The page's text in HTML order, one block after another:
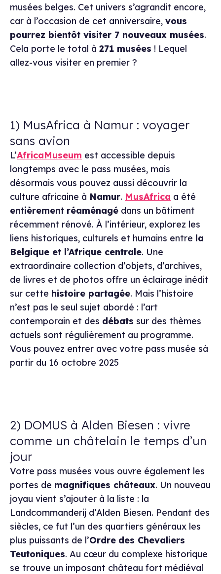
musées belges. Cet univers s’agrandit encore,
car à l’occasion de cet anniversaire, vous
pourrez bientôt visiter 7 nouveaux musées.
Cela porte le total à 271 musées ! Lequel
allez-vous visiter en premier ?
1) MusAfrica à Namur : voyager
sans avion
L’AfricaMuseum est accessible depuis
longtemps avec le pass musées, mais
désormais vous pouvez aussi découvrir la
culture africaine à Namur. MusAfrica a été
entièrement réaménagé dans un bâtiment
récemment rénové. À l’intérieur, explorez les
liens historiques, culturels et humains entre la
Belgique et l’Afrique centrale. Une
extraordinaire collection d’objets, d’archives,
de livres et de photos offre un éclairage inédit
sur cette histoire partagée. Mais l’histoire
n’est pas le seul sujet abordé : l’art
contemporain et des débats sur des thèmes
actuels sont régulièrement au programme.
Vous pouvez entrer avec votre pass musée sà
partir du 16 octobre 2025
2) DOMUS à Alden Biesen : vivre
comme un châtelain le temps d’un
jour
Votre pass musées vous ouvre également les
portes de magnifiques châteaux. Un nouveau
joyau vient s’ajouter à la liste : la
Landcommanderij d’Alden Biesen. Pendant des
siècles, ce fut l’un des quartiers généraux les
plus puissants de l’Ordre des Chevaliers
Teutoniques. Au cœur du complexe historique
se trouve un imposant château fort médiéval